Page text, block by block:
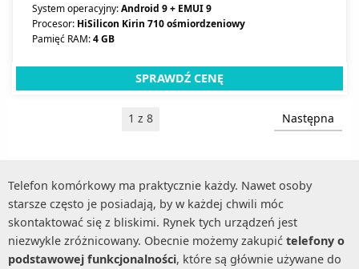
System operacyjny:Android 9 + EMUI 9
Procesor: HiSilicon Kirin 710 ośmiordzeniowy
Pamięć RAM:4 GB
SPRAWDŹ CENĘ
1 z 8 Następna
Telefon komórkowy ma praktycznie każdy. Nawet osoby
starsze często je posiadają, by w każdej chwili móc
skontaktować się z bliskimi. Rynek tych urządzeń jest
niezwykle zróżnicowany. Obecnie możemy zakupić telefony o
podstawowej funkcjonalności, które są głównie używane do